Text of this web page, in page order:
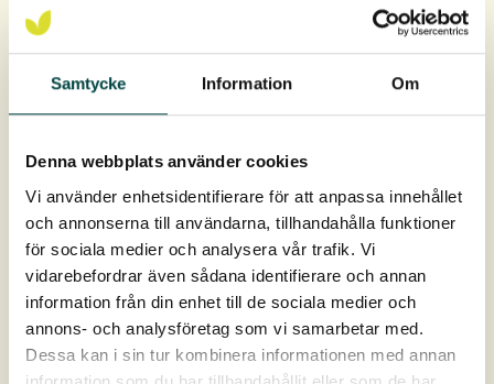
Samtycke Information Om
Denna webbplats använder cookies
Vi använder enhetsidentifierare för att anpassa innehållet
och annonserna till användarna, tillhandahålla funktioner
för sociala medier och analysera vår trafik. Vi
vidarebefordrar även sådana identifierare och annan
information från din enhet till de sociala medier och
annons- och analysföretag som vi samarbetar med.
Dessa kan i sin tur kombinera informationen med annan
Rekommenderad planteringstäthet:
Pluggen är 9 cm djupt och 4 cm i diameter, ca 93 cm³ i
Leverans: April-oktober